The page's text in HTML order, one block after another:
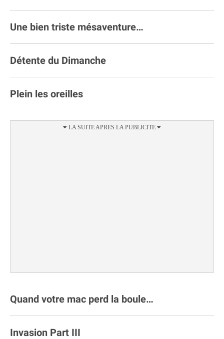
Une bien triste mésaventure…
Détente du Dimanche
Plein les oreilles
Quand votre mac perd la boule…
Invasion Part III